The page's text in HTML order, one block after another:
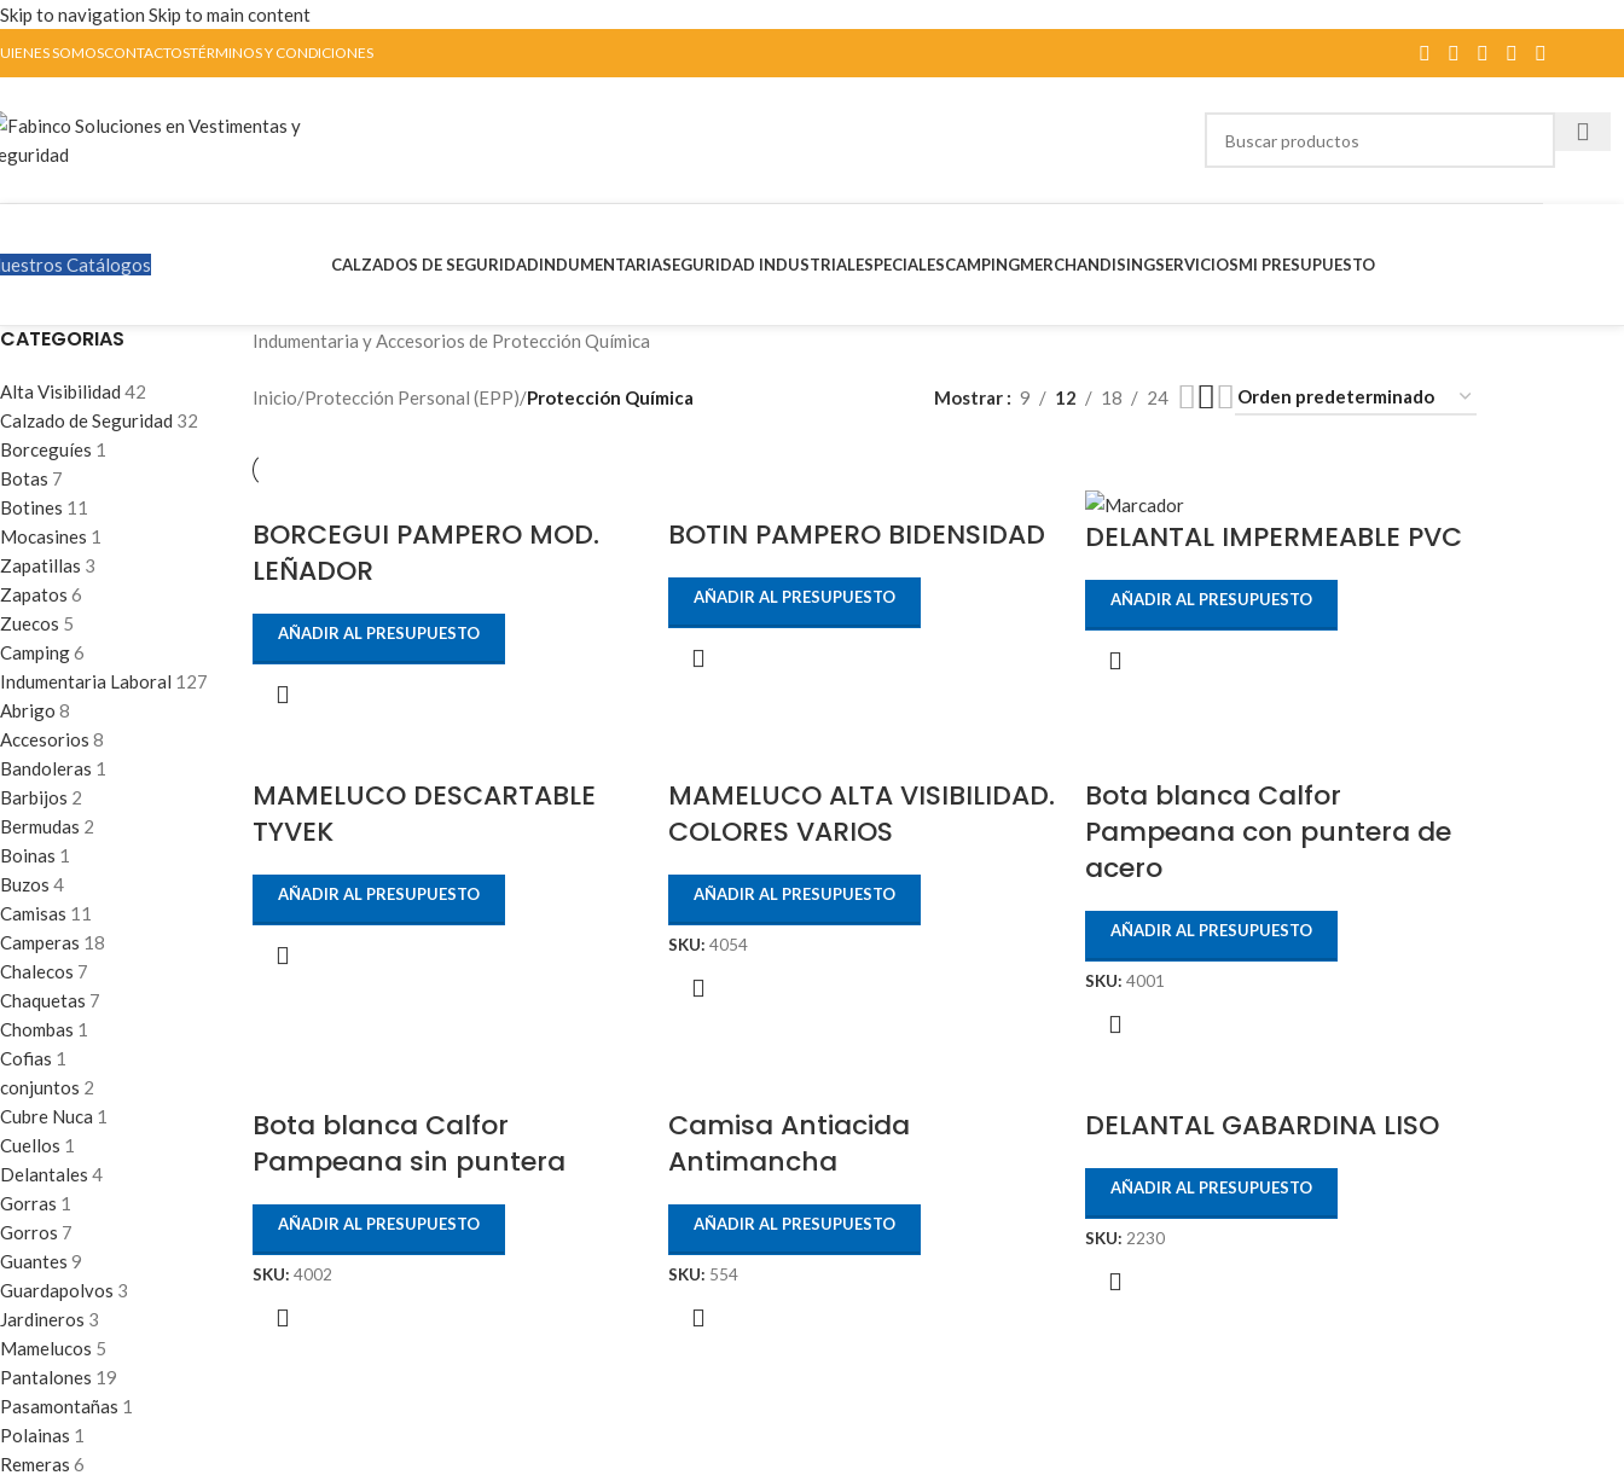
Skip to navigation Skip to main content
SOMOSCONTACTOSTÉRMINOS Y CONDICIONES
Catálogos CALZADOS DE SEGURIDADINDUMENTARIASEGURIDAD INDUSTRIALESPECIALESCAMPINGMERCHANDISINGSERVICIOSMI PRESUPUESTO
CATEGORIAS
Alta Visibilidad 42
Calzado de Seguridad 32
Borceguíes 1
Botas 7
Botines 11
Mocasines 1
Zapatillas 3
Zapatos 6
Zuecos 5
Camping6
Indumentaria Laboral 127
Abrigo 8
Accesorios 8
Bandoleras 1
Barbijos 2
Bermudas 2
Boinas 1
Buzos 4
Camisas 11
Camperas 18
Chalecos 7
Chaquetas 7
Chombas 1
Cofias 1
conjuntos 2
Cubre Nuca 1
Cuellos 1
Delantales 4
Gorras 1
Gorros 7
Guantes 9
Guardapolvos 3
Jardineros 3
Mamelucos 5
Pantalones 19
Pasamontañas 1
Polainas 1
Remeras 6
Indumentaria y Accesorios de Protección Química
Inicio/Protección Personal (EPP)/Protección Química Mostrar 9 12 18 24
BORCEGUI PAMPERO MOD.
LEÑADOR
AÑADIR AL PRESUPUESTO
BOTIN PAMPERO BIDENSIDAD
AÑADIR AL PRESUPUESTO
DELANTAL IMPERMEABLE PVC
AÑADIR AL PRESUPUESTO
MAMELUCO DESCARTABLE
TYVEK
AÑADIR AL PRESUPUESTO
MAMELUCO ALTA VISIBILIDAD.
COLORES VARIOS
AÑADIR AL PRESUPUESTO
SKU:4054
Bota blanca Calfor
Pampeana con puntera de
acero
AÑADIR AL PRESUPUESTO
SKU: 4001
Bota blanca Calfor
Pampeana sin puntera
AÑADIR AL PRESUPUESTO
SKU: 4002
Camisa Antiacida
Antimancha
AÑADIR AL PRESUPUESTO
SKU: 554
DELANTAL GABARDINA LISO
AÑADIR AL PRESUPUESTO
SKU: 2230